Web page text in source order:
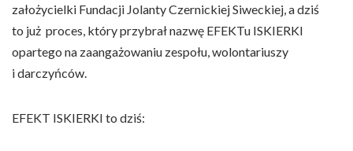
założycielki Fundacji Jolanty Czernickiej Siweckiej, a dziś
to już proces, który przybrał nazwę EFEKTu ISKIERKI
opartego na zaangażowaniu zespołu, wolontariuszy
i darczyńców.
EFEKT ISKIERKI to dziś: